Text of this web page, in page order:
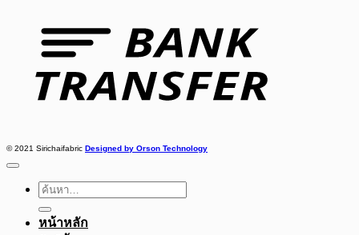
© 2021 Sirichaifabric Designed by Orson Technology
ค้นหา:
หน้าหลัก